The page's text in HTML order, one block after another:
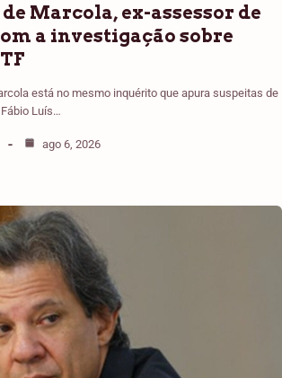
de Marcola, ex-assessor de
a investigação sobre
está no mesmo inquérito que apura suspeitas de
Luís…
ago 6, 2026